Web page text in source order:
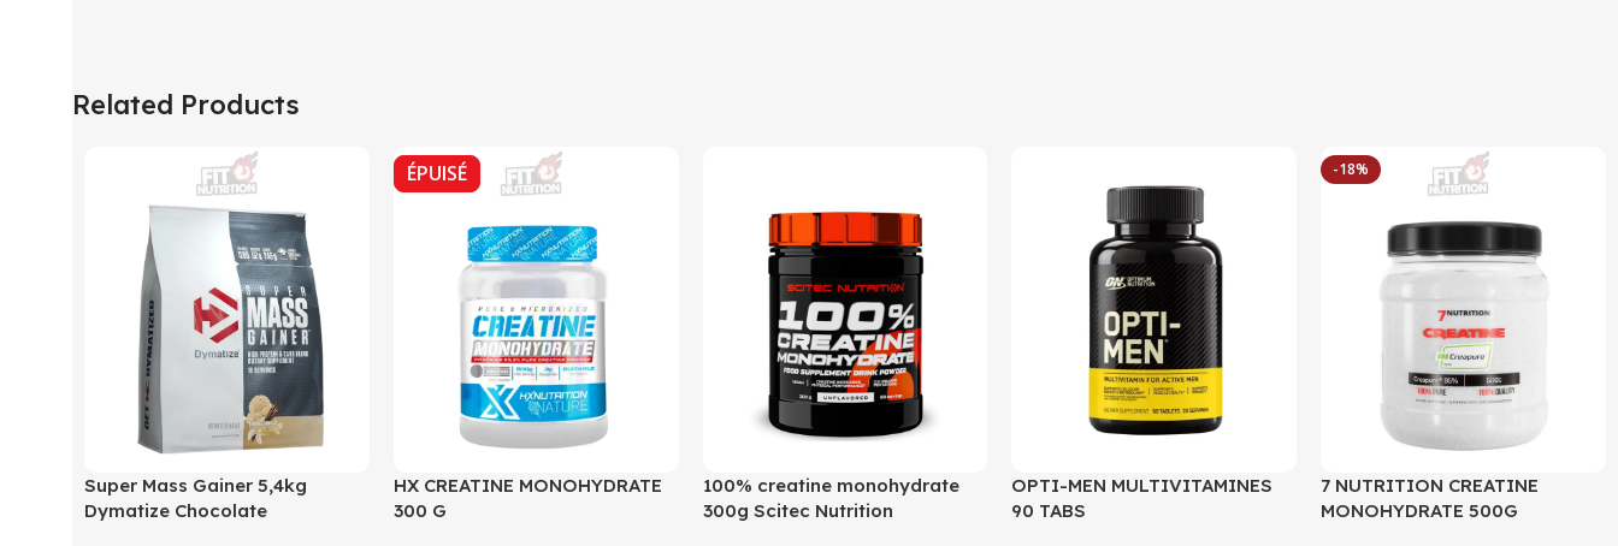
Related Products
Super Mass Gainer 5,4kg
Dymatize Chocolate
ÉPUISÉ
HX CREATINE MONOHYDRATE
300 G
100% creatine monohydrate
300g Scitec Nutrition
OPTI-MEN MULTIVITAMINES
90 TABS
-18%
7 NUTRITION CREATINE
MONOHYDRATE 500G